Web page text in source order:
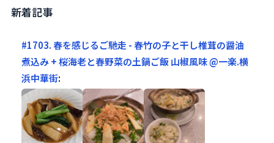
新着記事
#1703. 春を感じるご馳走 - 春竹の子と干し椎茸の醤油
煮込み + 桜海老と春野菜の土鍋ご飯 山椒風味 @一楽.横
浜中華街: